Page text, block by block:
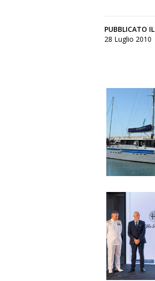
PUBBLICATO IL
28 Luglio 2010